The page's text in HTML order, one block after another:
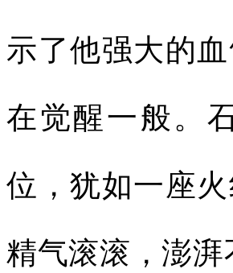
示了他强大的
在觉醒一般。
位，犹如一座
精气滚滚，澎